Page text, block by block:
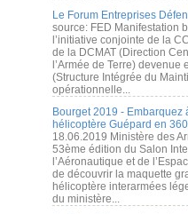
Le Forum Entreprises
source: FED Manifestation
l’initiative conjointe de la
de la DCMAT (Direction
l’Armée de Terre) devenue
(Structure Intégrée du
opérationnelle...
Bourget 2019 - Embarquez
hélicoptère Guépard en
18.06.2019 Ministère des
53ème édition du Salon
l’Aéronautique et de
de découvrir la maquette
hélicoptère interarmées
du ministère...